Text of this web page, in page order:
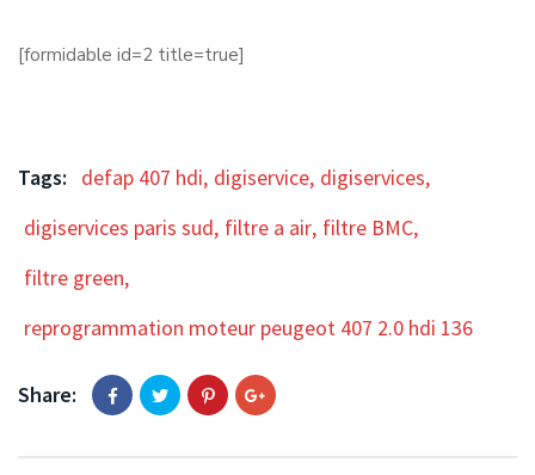
[formidable id=2 title=true]
Tags: defap 407 hdi, digiservice, digiservices,
digiservices paris sud, filtre a air, filtre BMC,
filtre green,
reprogrammation moteur peugeot 407 2.0 hdi 136
Share: